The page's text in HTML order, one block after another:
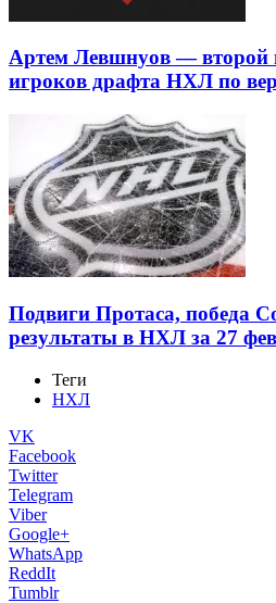
Артем Левшнуов — второй
игроков драфта НХЛ по
Подвиги Протаса, победа
результаты в НХЛ за 27
Теги
НХЛ
VK
Facebook
Twitter
Telegram
Viber
Google+
WhatsApp
ReddIt
Tumblr